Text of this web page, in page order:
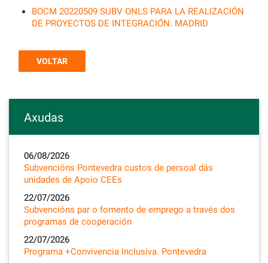
BOCM 20220509 SUBV ONLS PARA LA REALIZACIÓN
DE PROYECTOS DE INTEGRACIÓN. MADRID
VOLTAR
Axudas
06/08/2026
Subvencións Pontevedra custos de persoal dás
unidades de Apoio CEEs
22/07/2026
Subvencións par o fomento de emprego a través dos
programas de cooperación
22/07/2026
Programa +Convivencia Inclusiva. Pontevedra